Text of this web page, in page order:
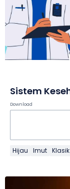
Download
Hijau Imut Klasik